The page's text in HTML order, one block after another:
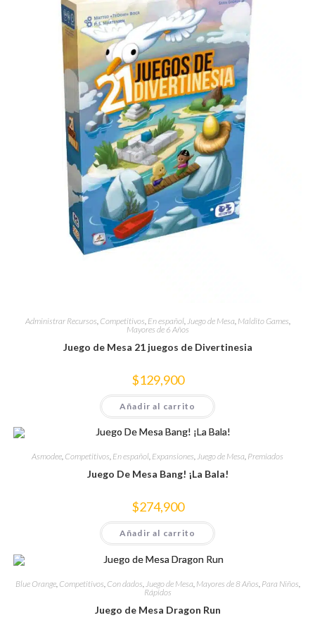
Administrar Recursos Competitivos En español, Juego de Mesa Maldito Games
Mayores de 6 Años
Juego de Mesa 21 juegos de Divertinesia
$129,900
Añadir al carrito
Asmodee, Competitivos, En español, Expansiones,Juego de Mesa, Premiados
Juego De Mesa Bang! ¡La Bala!
$274,900
Añadir al carrito
Blue Orange, Competitivos Con dados Juego de Mesa Mayores de 8 Años Para Niños
Rápidos
Juego de Mesa Dragon Run